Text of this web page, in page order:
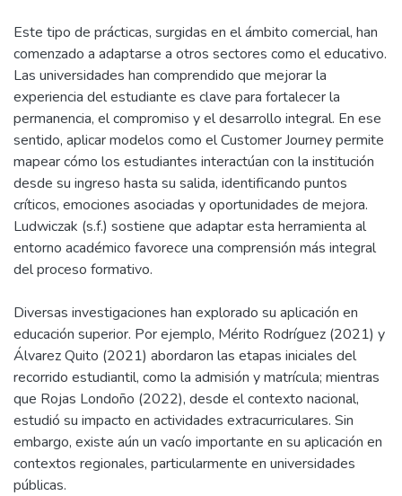
Este tipo de prácticas, surgidas en el ámbito comercial, han
comenzado a adaptarse a otros sectores como el educativo.
Las universidades han comprendido que mejorar la
experiencia del estudiante es clave para fortalecer la
permanencia, el compromiso y el desarrollo integral. En ese
sentido, aplicar modelos como el Customer Journey permite
mapear cómo los estudiantes interactúan con la institución
desde su ingreso hasta su salida, identificando puntos
críticos, emociones asociadas y oportunidades de mejora.
Ludwiczak (s.f.) sostiene que adaptar esta herramienta al
entorno académico favorece una comprensión más integral
del proceso formativo.
Diversas investigaciones han explorado su aplicación en
educación superior. Por ejemplo, Mérito Rodríguez (2021) y
Álvarez Quito (2021) abordaron las etapas iniciales del
recorrido estudiantil, como la admisión y matrícula; mientras
que Rojas Londoño (2022), desde el contexto nacional,
estudió su impacto en actividades extracurriculares. Sin
embargo, existe aún un vacío importante en su aplicación en
contextos regionales, particularmente en universidades
públicas.